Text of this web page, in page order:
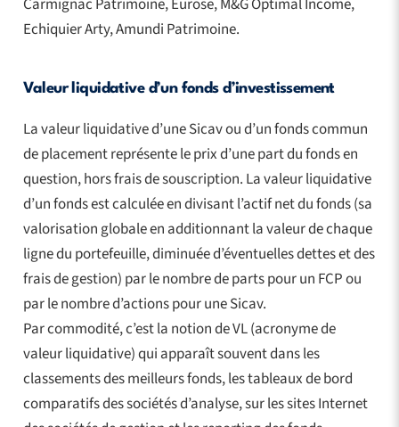
Echiquier Arty, Amundi Patrimoine.
Valeur liquidative d’un fonds d’investissement
La valeur liquidative d’une Sicav ou d’un fonds commun
de placement représente le prix d’une part du fonds en
question, hors frais de souscription. La valeur liquidative
d’un fonds est calculée en divisant l’actif net du fonds (sa
valorisation globale en additionnant la valeur de chaque
ligne du portefeuille, diminuée d’éventuelles dettes et des
frais de gestion) par le nombre de parts pour un FCP ou
par le nombre d’actions pour une Sicav.
Par commodité, c’est la notion de VL (acronyme de
valeur liquidative) qui apparaît souvent dans les
classements des meilleurs fonds, les tableaux de bord
comparatifs des sociétés d’analyse, sur les sites Internet